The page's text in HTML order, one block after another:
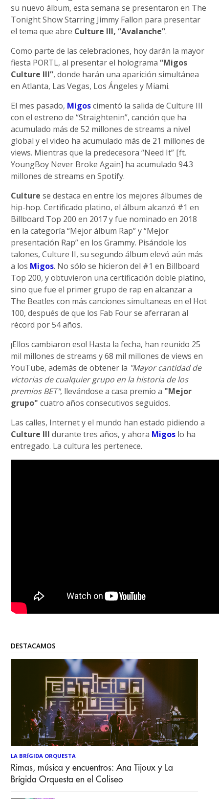
su nuevo álbum, esta semana se presentaron en The
Tonight Show Starring Jimmy Fallon para presentar
el tema que abre Culture III, “Avalanche”.
Como parte de las celebraciones, hoy darán la mayor
fiesta PORTL, al presentar el holograma“Migos
Culture III”, donde harán una aparición simultánea
en Atlanta, Las Vegas, Los Ángeles y Miami.
El mes pasado, Migoscimentó la salida de Culture III
con el estreno de “Straightenin”, canción que ha
acumulado más de 52 millones de streams a nivel
global y el video ha acumulado más de 21 millones de
views. Mientras que la predecesora “Need It” [ft.
YoungBoy Never Broke Again] ha acumulado 94.3
millones de streams en Spotify.
Culture se destaca en entre los mejores álbumes de
hip-hop. Certificado platino, el álbum alcanzó #1 en
Billboard Top 200 en 2017 y fue nominado en 2018
en la categoría “Mejor álbum Rap” y “Mejor
presentación Rap” en los Grammy. Pisándole los
talones, Culture II, su segundo álbum elevó aún más
a los Migos. No sólo se hicieron del #1 en Billboard
Top 200, y obtuvieron una certificación doble platino,
sino que fue el primer grupo de rap en alcanzar a
The Beatles con más canciones simultaneas en el Hot
100, después de que los Fab Four se aferraran al
récord por 54 años.
¡Ellos cambiaron eso! Hasta la fecha, han reunido 25
mil millones de streams y 68 mil millones de views en
YouTube, además de obtener la "Mayor cantidad de
victorias de cualquier grupo en la historia de los
premios BET", llevándose a casa premio a "Mejor
grupo" cuatro años consecutivos seguidos.
Las calles, Internet y el mundo han estado pidiendo a
Culture III durante tres años, y ahora Migos lo ha
entregado. La cultura les pertenece.
DESTACAMOS
LA BRÍGIDA ORQUESTA
Rimas, música y encuentros: Ana Tijoux y La
Brígida Orquesta en el Coliseo